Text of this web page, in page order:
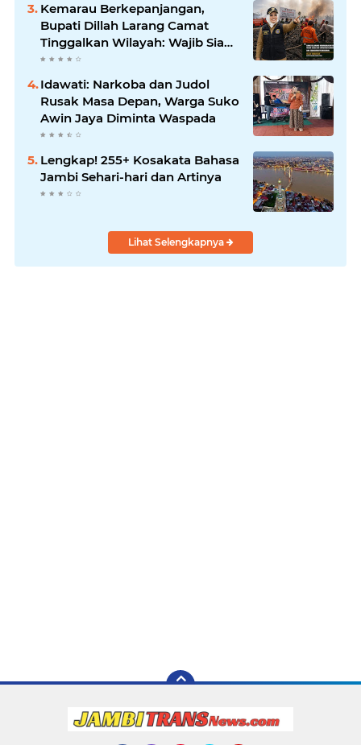
Kemarau Berkepanjangan,
Bupati Dillah Larang Camat
Tinggalkan Wilayah: Wajib Siaga
Hadapi Karhutla dan Kebakaran
Permukiman
Idawati: Narkoba dan Judol
Rusak Masa Depan, Warga Suko
Awin Jaya Diminta Waspada
Lengkap! 255+ Kosakata Bahasa
Jambi Sehari-hari dan Artinya
Lihat Selengkapnya